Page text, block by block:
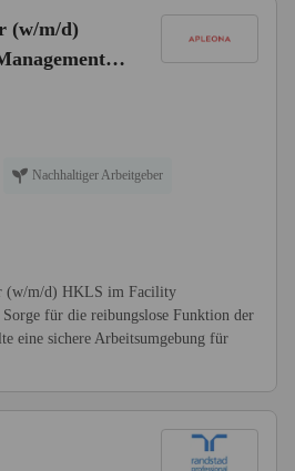
(w/m/d)
Nachhaltiger Arbeitgeber
(w/m/d) HKLS im Facility
für die reibungslose Funktion der
eine sichere Arbeitsumgebung für